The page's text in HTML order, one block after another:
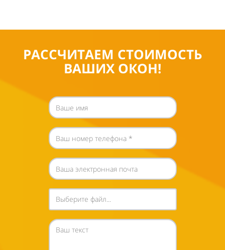
РАССЧИТАЕМ СТОИМОСТЬ
ВАШИХ ОКОН!
Выберите файл...